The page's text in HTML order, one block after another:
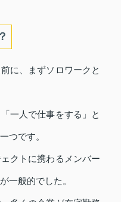
に、まずソロワークと
一人で仕事をする」と
つです。
クトに携わるメンバー
一般的でした。